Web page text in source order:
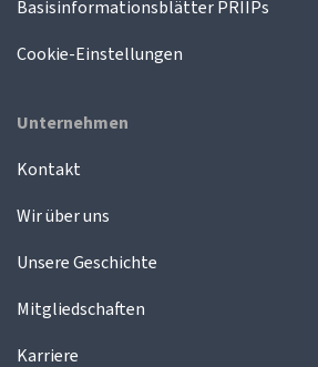
Basisinformationsblätter PRIIPs
Cookie-Einstellungen
Unternehmen
Kontakt
Wir über uns
Unsere Geschichte
Mitgliedschaften
Karriere